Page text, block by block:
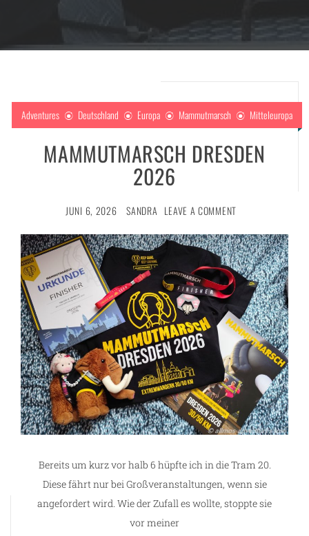
Adventures Deutschland Europa Mammutmarsch Mitteleuropa
MAMMUTMARSCH DRESDEN
2026
JUNI 6, 2026 SANDRA LEAVE A COMMENT
Bereits um kurz vor halb 6 hüpfte ich in die Tram 20.
Diese fährt nur bei Großveranstaltungen, wenn sie
angefordert wird. Wie der Zufall es wollte, stoppte sie
vor meiner